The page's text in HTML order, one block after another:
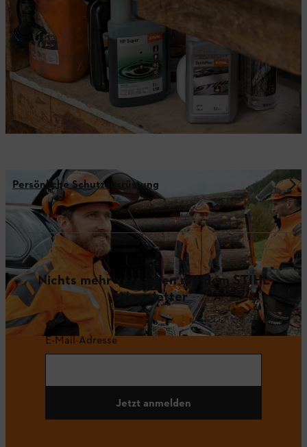
Persönliche Schutzausrüstung
Nichts mehr verpassen mit dem STIHL
Newsletter
E-Mail-Adresse
Jetzt anmelden